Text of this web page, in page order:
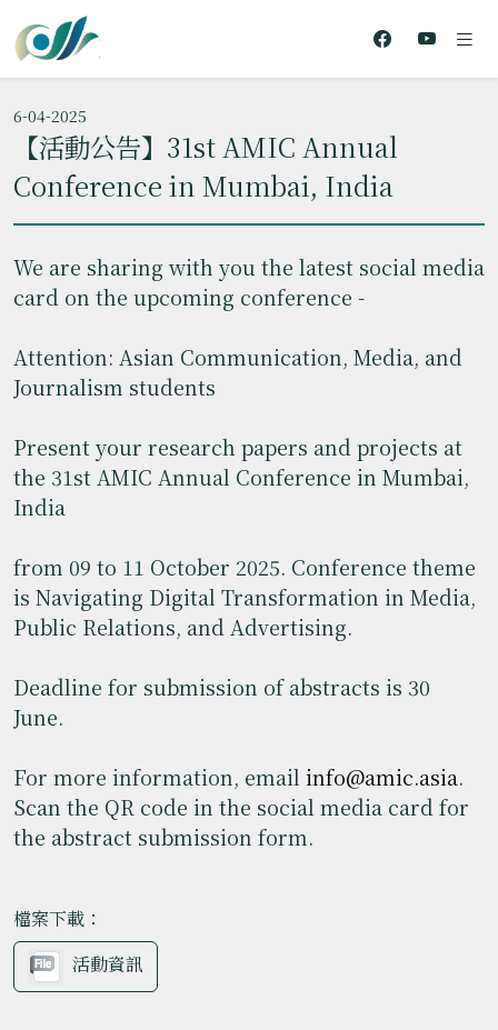
6-04-2025
【活動公告】31st AMIC Annual
Conference in Mumbai, India
We are sharing with you the latest social media
card on the upcoming conference -
Attention: Asian Communication, Media, and
Journalism students
Present your research papers and projects at
the 31st AMIC Annual Conference in Mumbai,
India
from 09 to 11 October 2025. Conference theme
is Navigating Digital Transformation in Media,
Public Relations, and Advertising.
Deadline for submission of abstracts is 30
June.
For more information, email info@amic.asia.
Scan the QR code in the social media card for
the abstract submission form.
檔案下載：
活動資訊